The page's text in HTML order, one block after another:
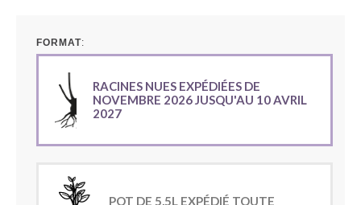
FORMAT
RACINES NUES EXPÉDIÉES DE
NOVEMBRE 2026 JUSQU'AU 10 AVRIL
2027
POT DE 5,5L EXPÉDIÉ TOUTE